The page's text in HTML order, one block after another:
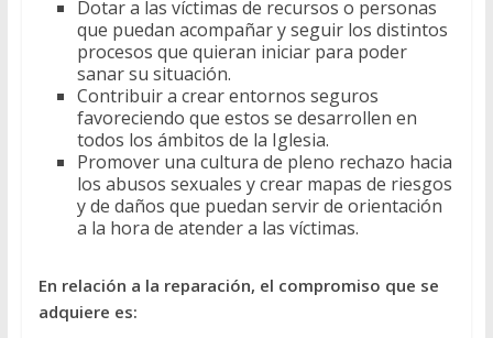
Dotar a las víctimas de recursos o personas
que puedan acompañar y seguir los distintos
procesos que quieran iniciar para poder
sanar su situación.
Contribuir a crear entornos seguros
favoreciendo que estos se desarrollen en
todos los ámbitos de la Iglesia.
Promover una cultura de pleno rechazo hacia
los abusos sexuales y crear mapas de riesgos
y de daños que puedan servir de orientación
a la hora de atender a las víctimas.
En relación a la reparación, el compromiso que se
adquiere es: